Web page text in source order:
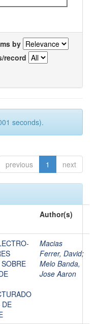
by
record
seconds).
previous 1 next
Author(s)
DE
Macias
Ferrer, David;
Melo Banda,
Jose Aaron